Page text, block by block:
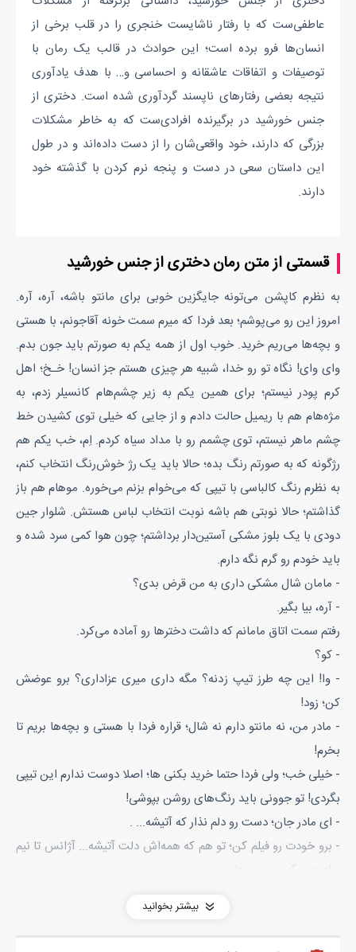
عاطفی‌ست که با رفتار ناشایست خنجری را در قلب برخی از
انسان‌ها فرو برده است؛ این حوادث در قالب یک رمان با
توصیفات و اتفاقات عاشقانه و احساسی و… با هدف یادآوری
نتیجه بعضی رفتارهای ناپسند گردآوری شده است. دختری از
جنس خورشید در برگیرنده افرادی‌ست که به خاطر مشکلات
بزرگی که دارند، خود واقعی‌شان را از دست داده‌اند و در طول
این داستان سعی در دست و پنجه نرم کردن با گذشته خود
دارند.
قسمتی از متن رمان دختری از جنس خورشید
به نظرم کاپشن می‌تونه جایگزین خوبی برای مانتو باشه، آره، آره.
امروز این رو می‌پوشم؛ بعد فردا که میرم سمت خونه آقاجونم، با هستی
و بچه‌ها می‌ریم خرید. خوب اول از همه یکم به صورتم باید جون بدم.
وای وای! نگاه تو رو خدا، شبیه هر چیزی هستم جز انسان! خـخ؛ اهل
کرم پودر نیستم؛ برای همین یکم به زیر چشم‌هام کانسیلر زدم، به
مژه‌هام هم با ریمیل حالت دادم و از جایی که خیلی توی کشیدن خط
چشم ماهر نیستم، توی چشمم رو با مداد سیاه کردم. اِم، خب یکم هم
رژگونه که به صورتم رنگ بده؛ حالا باید یک رژ خوش‌رنگ انتخاب کنم،
به نظرم رنگ کالباسی با تیپی که می‌خوام بزنم می‌خوره. موهام هم باز
گذاشتم؛ حالا نوبتی هم باشه نوبت انتخاب لباس هستش. شلوار جین
دودی با یک بلوز مشکی آستین‌دار برداشتم؛ چون هوا کمی سرد شده و
باید خودم رو گرم نگه دارم.
- مامان شال مشکی داری به من قرض بدی؟
- آره، بیا بگیر.
رفتم سمت اتاق مامانم که داشت دخترها رو آماده می‌کرد.
- کو؟
- وا! این چه طرز تیپ زدنه؟ مگه داری میری عزاداری؟ برو عوضش
کن؛ زود!
- مادر من، نه مانتو دارم نه شال؛ قراره فردا با هستی و بچه‌ها بریم تا
بخرم!
- خیلی خب؛ ولی فردا حتما خرید بکنی‌ ها؛ اصلا دوست ندارم این تیپی
بگردی! تو جوونی باید رنگ‌های روشن بپوشی!
- ای مادر جان؛ دست رو دلم نذار که آتیشه... .
- برو خودت رو فیلم کن؛ تو هم که همه‌‌اش دلت آتیشه... آژانس تا نیم
دیروزی‌ها رو برداشتم؛ این‌جوری خوبه، کیفم هم ست میشه. برای بار
بیشتر بخوانید